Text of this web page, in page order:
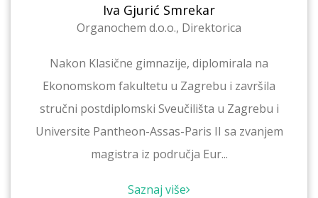
Iva Gjurić Smrekar
Organochem d.o.o., Direktorica
Nakon Klasične gimnazije, diplomirala na
Ekonomskom fakultetu u Zagrebu i završila
stručni postdiplomski Sveučilišta u Zagrebu i
Universite Pantheon-Assas-Paris II sa zvanjem
magistra iz područja Eur...
Saznaj više